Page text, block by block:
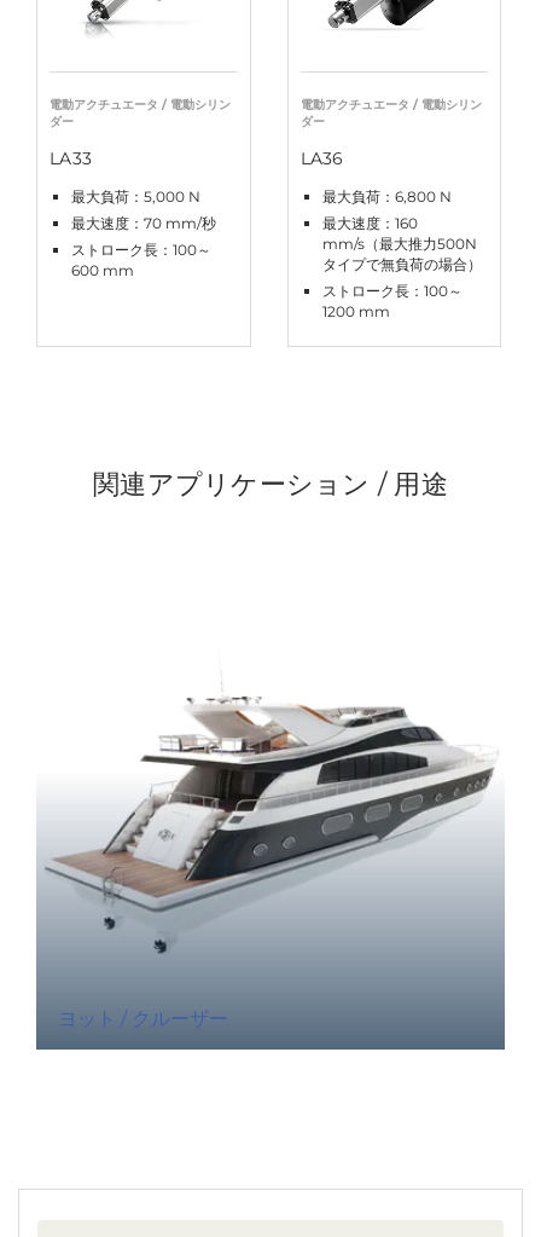
電動アクチュエータ / 電動シリン
ダー
LA33
最大負荷：5,000 N
最大速度：70 mm/秒
ストローク長：100～
600 mm
電動アクチュエータ / 電動シリン
ダー
LA36
最大負荷：6,800 N
最大速度：160
mm/s（最大推力500N
タイプで無負荷の場合）
ストローク長：100～
1200 mm
関連アプリケーション / 用途
ヨット / クルーザー